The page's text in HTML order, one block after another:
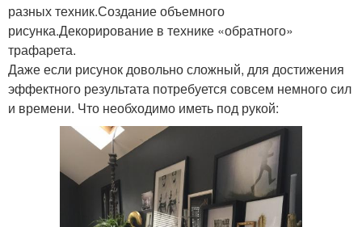
разных техник.Создание объемного
рисунка.Декорирование в технике «обратного»
трафарета.
Даже если рисунок довольно сложный, для достижения
эффектного результата потребуется совсем немного сил
и времени. Что необходимо иметь под рукой: